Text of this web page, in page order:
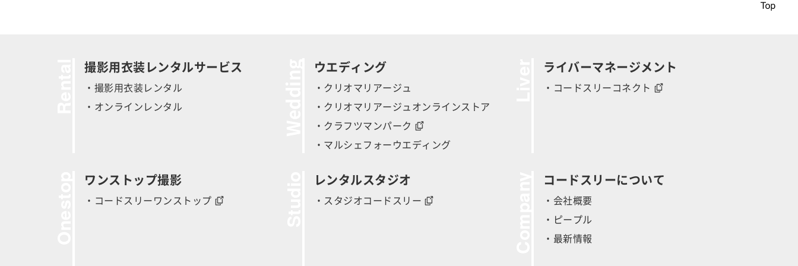
撮影用衣装レンタルサービス
・撮影用衣装レンタル
・オンラインレンタル
ウエディング
・クリオマリアージュ
・クリオマリアージュオンラインストア
・クラフツマンパーク
・マルシェフォーウエディング
ライバーマネージメント
・コードスリーコネクト
ワンストップ撮影
・コードスリーワンストップ
レンタルスタジオ
・スタジオコードスリー
コードスリーについて
・会社概要
・ピープル
・最新情報